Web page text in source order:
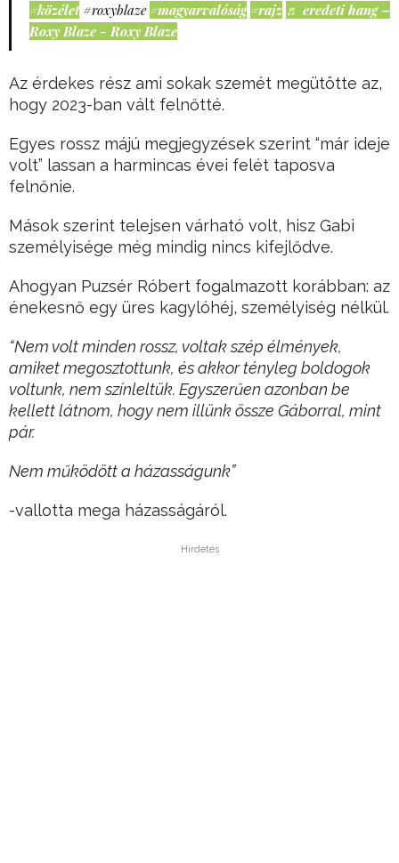
#közélet #roxyblaze #magyarvalóság #rajz ♬ eredeti hang –
Roxy Blaze - Roxy Blaze
Az érdekes rész ami sokak szemét megütötte az,
hogy 2023-ban vált felnőtté.
Egyes rossz májú megjegyzések szerint “már ideje
volt” lassan a harmincas évei felét taposva
felnőnie.
Mások szerint telejsen várható volt, hisz Gabi
személyisége még mindig nincs kifejlődve.
Ahogyan Puzsér Róbert fogalmazott korábban: az
énekesnő egy üres kagylóhéj, személyiség nélkül.
“Nem volt minden rossz, voltak szép élmények,
amiket megosztottunk, és akkor tényleg boldogok
voltunk, nem színleltük. Egyszerűen azonban be
kellett látnom, hogy nem illünk össze Gáborral, mint
pár.
Nem működött a házasságunk”
-vallotta mega házasságáról.
Hirdetés